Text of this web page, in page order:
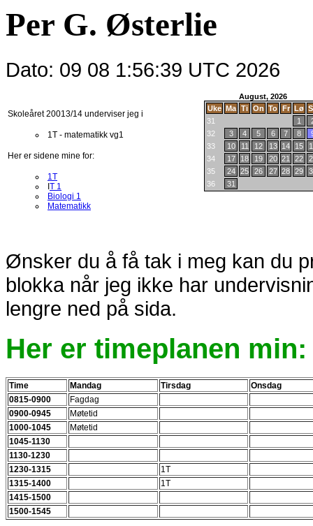
Per G. Østerlie
Dato: 09 08 1:56:39 UTC 2026
Skoleåret 20013/14 underviser jeg i
1T - matematikk vg1
Her er sidene mine for:
1T
T 1
Biologi 1
Matematikk
August, 2026
Uke
Ma Ti On To Fr Lø
31
1
32
3 4 5 6 7 8
33
10 11 12 13 14 15
34
17 18 19 20 21 22
35
24 25 26 27 28 29
36
31
Ønsker du å få tak i meg kan du
blokka når jeg ikke har
lengre ned på sida.
Her er timeplanen min:
Time Mandag Tirsdag
Onsdag
0815-0900
Fagdag
0900-0945
Møtetid
1000-1045
Møtetid
1045-1130
1130-1230
1230-1315
1T
1315-1400
1T
1415-1500
1500-1545